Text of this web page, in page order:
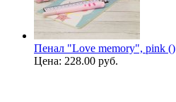
Пенал "Love memory", pink ()
Цена: 228.00 руб.